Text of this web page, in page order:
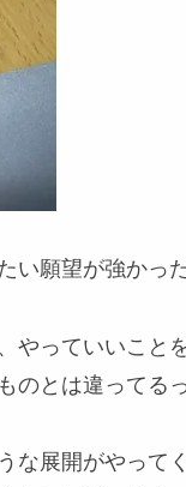
願望が強かっ
やっていいこと
のとは違ってる
な展開がやって